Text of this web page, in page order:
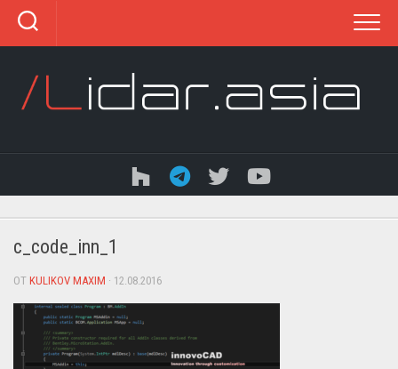
Перейти
содержанию
c_code_inn_1
ОТ KULIKOV MAXIM · 12.08.2016